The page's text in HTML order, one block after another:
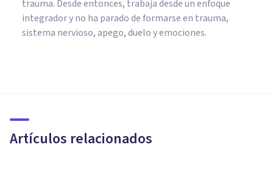
trauma. Desde entonces, trabaja desde un enfoque
integrador y no ha parado de formarse en trauma,
sistema nervioso, apego, duelo y emociones.
Artículos relacionados
qué funciones realiza?